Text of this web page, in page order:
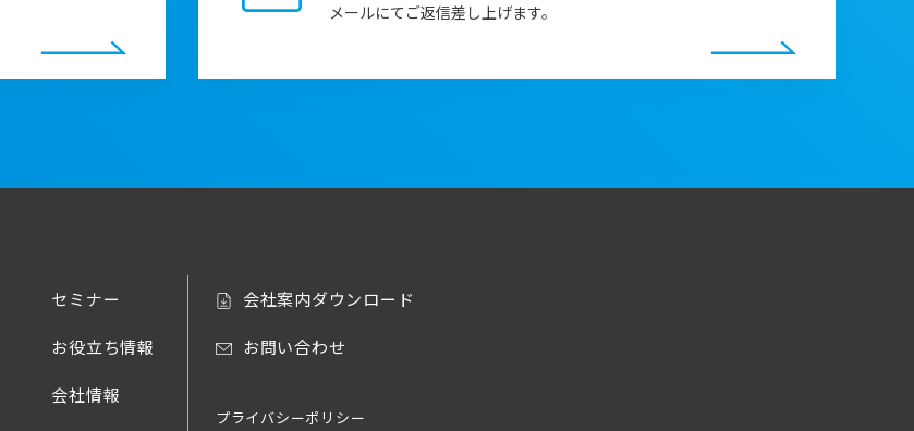
メールにてご返信差し上げます。
セミナー
お役立ち情報
会社情報
会社案内ダウンロード
お問い合わせ
プライバシーポリシー